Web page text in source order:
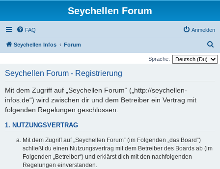
Seychellen Forum
FAQ Anmelden
Seychellen Infos Forum
u
Sprache:
Seychellen Forum - Registrierung
Mit dem Zugriff auf „Seychellen Forum“ („http://seychellen-
infos.de“) wird zwischen dir und dem Betreiber ein Vertrag mit
folgenden Regelungen geschlossen:
1. NUTZUNGSVERTRAG
Mit dem Zugriff auf „Seychellen Forum“ (im Folgenden „das Board“)
schließt du einen Nutzungsvertrag mit dem Betreiber des Boards ab (im
Folgenden „Betreiber“) und erklärst dich mit den nachfolgenden
Regelungen einverstanden.